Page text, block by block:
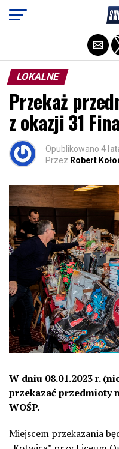
LOKALNE
Przekaż
z okazji 31
Opublikowano 4
Przez Robert
W dniu 08.01.2023 r.
przekazać przedmioty
WOŚP.
Miejscem przekazania
Exit